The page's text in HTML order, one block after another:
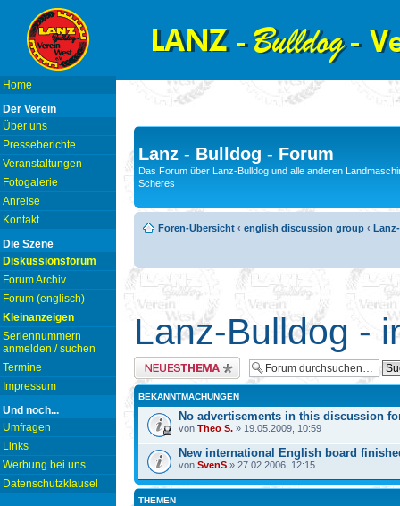
Home
Der Verein
Über uns
Presseberichte
Veranstaltungen
Fotogalerie
Anreise
Kontakt
Die Szene
Diskussionsforum
Forum Archiv
Forum (englisch)
Kleinanzeigen
Seriennummern
anmelden / suchen
Termine
Impressum
Und noch...
Umfragen
Links
Werbung bei uns
Datenschutzklausel
Lanz - Bulldog - Forum
Das Forum über Lanz-Bulldog und alle anderen
Scheres
Foren-Übersicht ‹ english discussion group ‹
Lanz-Bulldog -
Neues Thema erstellen
BEKANNTMACHUNGEN
No advertisements in this discussion
von Theo S. » 19.05.2009, 10:59
New international English board
von SvenS » 27.02.2006, 12:15
THEMEN